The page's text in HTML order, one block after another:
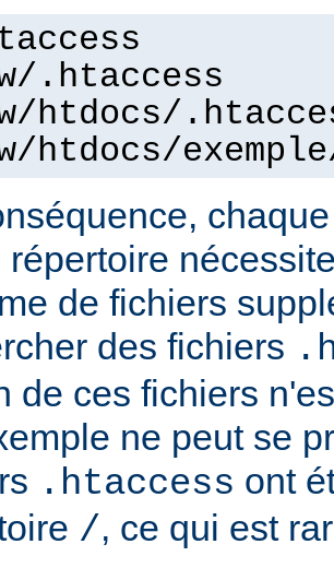
.htaccess
htdocs/
htdocs/
répertoire
de fichiers
des fichiers
de ces fichiers
ne peut se
.htaccess ont
/, ce qui est